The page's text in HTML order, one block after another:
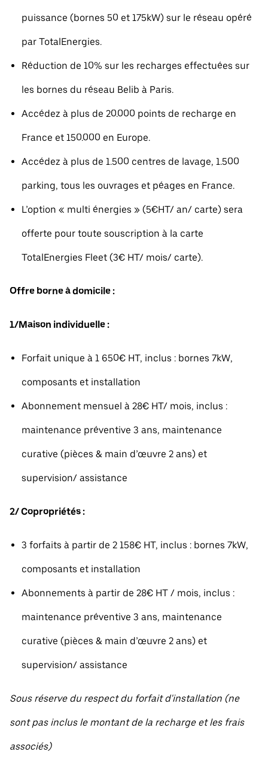
puissance (bornes 50 et 175kW) sur le réseau opéré
par TotalEnergies.
Réduction de 10% sur les recharges effectuées sur
les bornes du réseau Belib à Paris.
Accédez à plus de 20.000 points de recharge en
France et 150.000 en Europe.
Accédez à plus de 1.500 centres de lavage, 1.500
parking, tous les ouvrages et péages en France.
L’option « multi énergies » (5€HT/ an/ carte) sera
offerte pour toute souscription à la carte
TotalEnergies Fleet (3€ HT/ mois/ carte).
Offre borne à domicile :
1/Maison individuelle :
Forfait unique à 1 650€ HT, inclus : bornes 7kW,
composants et installation
Abonnement mensuel à 28€ HT/ mois, inclus :
maintenance préventive 3 ans, maintenance
curative (pièces & main d’œuvre 2 ans) et
supervision/ assistance
2/ Copropriétés :
3 forfaits à partir de 2 158€ HT, inclus : bornes 7kW,
composants et installation
Abonnements à partir de 28€ HT / mois, inclus :
maintenance préventive 3 ans, maintenance
curative (pièces & main d’œuvre 2 ans) et
supervision/ assistance
Sous réserve du respect du forfait d'installation (ne
sont pas inclus le montant de la recharge et les frais
associés)